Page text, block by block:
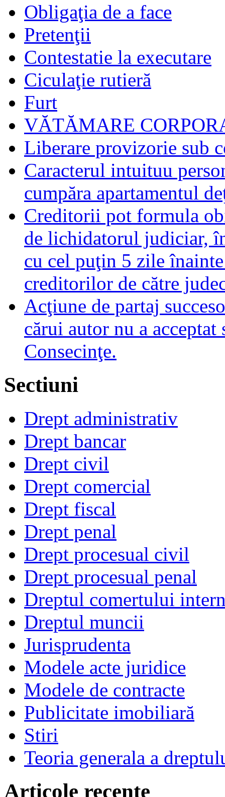
Obligaţia de a face
Pretenţii
Contestatie la executare
Ciculaţie rutieră
Furt
VĂTĂMARE
Liberare provizorie sub
Caracterul intuituu
cumpăra apartamentul
Creditorii pot formula
de lichidatorul judiciar,
cu cel puţin 5 zile
creditorilor de către
Acţiune de partaj
cărui autor nu a
Consecinţe.
Sectiuni
Drept administrativ
Drept bancar
Drept civil
Drept comercial
Drept fiscal
Drept penal
Drept procesual civil
Drept procesual penal
Dreptul comertului
Dreptul muncii
Jurisprudenta
Modele acte juridice
Modele de contracte
Publicitate imobiliară
Stiri
Teoria generala a
Articole recente